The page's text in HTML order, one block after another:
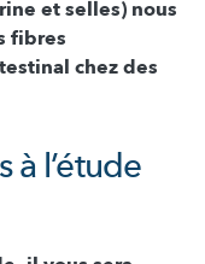
et selles) nous
fibres
chez des
à l’étude